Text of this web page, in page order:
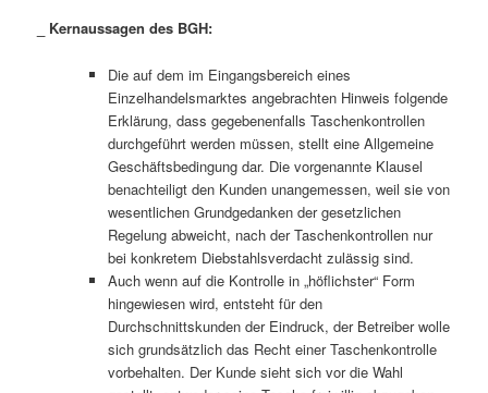
_ Kernaussagen des BGH:
Die auf dem im Eingangsbereich eines
Einzelhandelsmarktes angebrachten Hinweis folgende
Erklärung, dass gegebenenfalls Taschenkontrollen
durchgeführt werden müssen, stellt eine Allgemeine
Geschäftsbedingung dar. Die vorgenannte Klausel
benachteiligt den Kunden unangemessen, weil sie von
wesentlichen Grundgedanken der gesetzlichen
Regelung abweicht, nach der Taschenkontrollen nur
bei konkretem Diebstahlsverdacht zulässig sind.
Auch wenn auf die Kontrolle in „höflichster“ Form
hingewiesen wird, entsteht für den
Durchschnittskunden der Eindruck, der Betreiber wolle
sich grundsätzlich das Recht einer Taschenkontrolle
vorbehalten. Der Kunde sieht sich vor die Wahl